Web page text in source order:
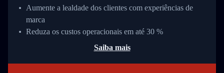
Aumente a lealdade dos clientes com experiências de
marca
Reduza os custos operacionais em até 30 %
Saiba mais